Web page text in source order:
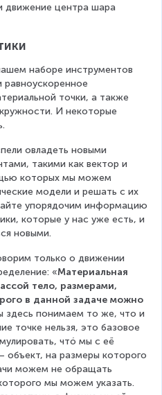
движение центра шара
наборе инструментов
точки, а также
И некоторые
овладеть новыми
такими как вектор и
которых мы можем
модели и решать с их
упорядочим информацию
которые у нас уже есть, и
новыми.
только о движении
«Материальная
тело, размерами,
в данной задаче можно
здесь понимаем то же, что и
точке нельзя, это базовое
чтó мы с её
на размеры которого
можем не обращать
мы можем указать.